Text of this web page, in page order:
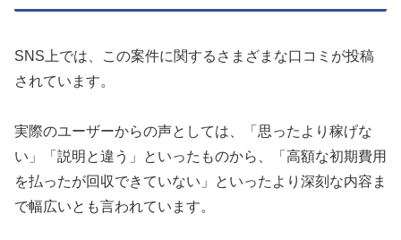
SNS上では、この案件に関するさまざまな口コミが投稿
されています。
実際のユーザーからの声としては、「思ったより稼げな
い」「説明と違う」といったものから、「高額な初期費用
を払ったが回収できていない」といったより深刻な内容ま
で幅広いとも言われています。